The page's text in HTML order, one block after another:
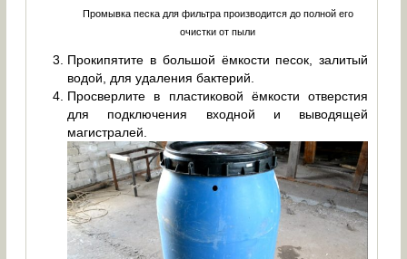
Промывка песка для фильтра производится до полной его
очистки от пыли
Прокипятите в большой ёмкости песок, залитый
водой, для удаления бактерий.
Просверлите в пластиковой ёмкости отверстия
для подключения входной и выводящей
магистралей.